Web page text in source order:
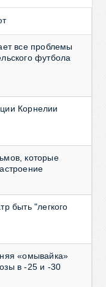
все проблемы
футбола
Корнелии
которые
быть "легкого
«омывайка»
в -25 и -30